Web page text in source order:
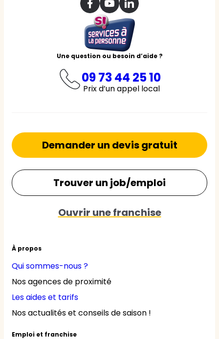
Une question ou besoin d’aide ?
09 73 44 25 10
Prix d’un appel local
À propos
Qui sommes-nous ?
Nos agences de proximité
Les aides et tarifs
Nos actualités et conseils de saison !
Emploi et franchise
Demander un devis gratuit
Trouver un job/emploi
Ouvrir une franchise